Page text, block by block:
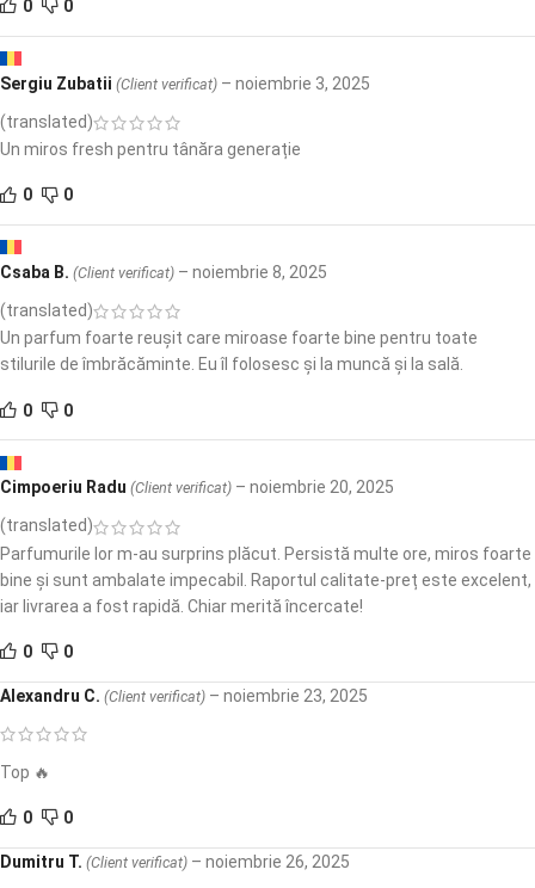
0 0
Sergiu Zubatii (Client verificat) – noiembrie 3, 2025
(translated)
Un miros fresh pentru tânăra generație
0 0
Csaba B. (Client verificat) – noiembrie 8, 2025
(translated)
Un parfum foarte reușit care miroase foarte bine pentru toate
stilurile de îmbrăcăminte. Eu îl folosesc și la muncă și la sală.
0 0
Cimpoeriu Radu (Client verificat) – noiembrie 20, 2025
(translated)
Parfumurile lor m-au surprins plăcut. Persistă multe ore, miros foarte
bine și sunt ambalate impecabil. Raportul calitate-preț este excelent,
iar livrarea a fost rapidă. Chiar merită încercate!
0 0
Alexandru C. (Client verificat) – noiembrie 23, 2025
Top 🔥
0 0
Dumitru T. (Client verificat) – noiembrie 26, 2025